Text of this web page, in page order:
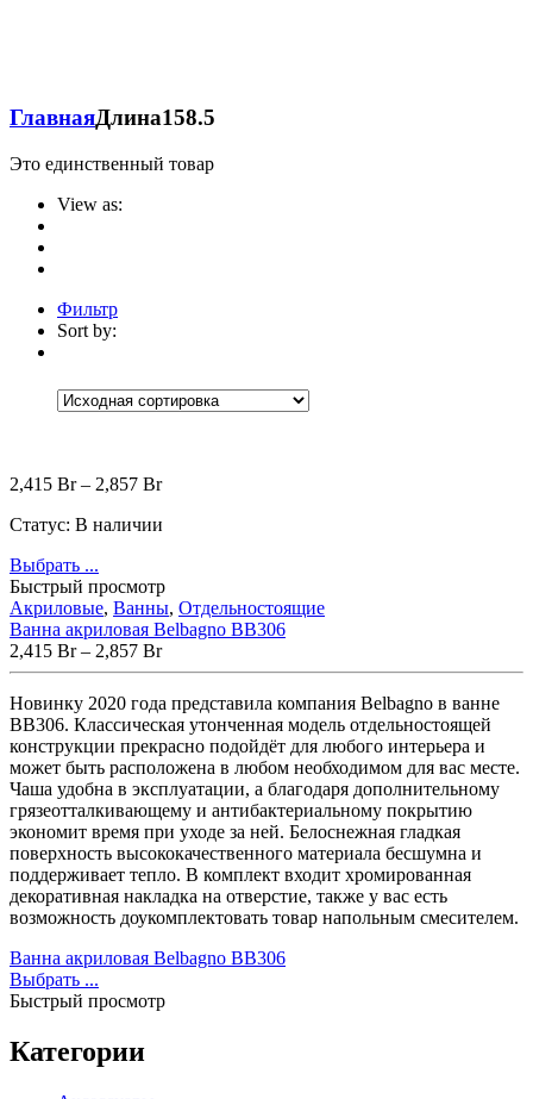
ГлавнаяДлина158.5
Это единственный товар
View as:
Фильтр
Sort by:
Категории Категории
Шкафчики и пеналы
Без рубрики(0)
Ванны
Отдельностоящие(4)
Прямоугольные(2)
Акриловые(82)
Встраиваемые(1)
Отдельностоящие(40)
Прямоугольные(19)
Угловые асимметричные(5)
Угловые симметричные(13)
Стальные(10)
Отдельностоящие(4)
Чугунные(28)
Отдельностоящие
2,415 Br– 2,857 Br
Статус: В наличии
Выбрать ...
Быстрый просмотр
Акриловые, Ванны, Отдельностоящие
Ванна акриловая Belbagno BB306
2,415 Br– 2,857 Br
Новинку 2020 года представила компания Belbagno в ванне
ВВ306. Классическая утонченная модель отдельностоящей
конструкции прекрасно подойдёт для любого интерьера и
может быть расположена в любом необходимом для вас месте.
Чаша удобна в эксплуатации, а благодаря дополнительному
грязеотталкивающему и антибактериальному покрытию
экономит время при уходе за ней. Белоснежная гладкая
поверхность высококачественного материала бесшумна и
поддерживает тепло. В комплект входит хромированная
декоративная накладка на отверстие, также у вас есть
возможность доукомплектовать товар напольным смесителем.
Ванна акриловая Belbagno BB306
Выбрать ...
Быстрый просмотр
Категории